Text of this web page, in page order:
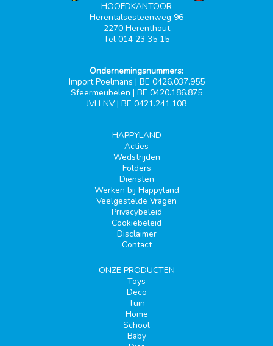
HOOFDKANTOOR
Herentalsesteenweg 96
2270 Herenthout
Tel 014 23 35 15
Ondernemingsnummers:
Import Poelmans | BE 0426.037.955
Sfeermeubelen | BE 0420.186.875
JVH NV | BE 0421.241.108
HAPPYLAND
Acties
Wedstrijden
Folders
Diensten
Werken bij Happyland
Veelgestelde Vragen
Privacybeleid
Cookiebeleid
Disclaimer
Contact
ONZE PRODUCTEN
Toys
Deco
Tuin
Home
School
Baby